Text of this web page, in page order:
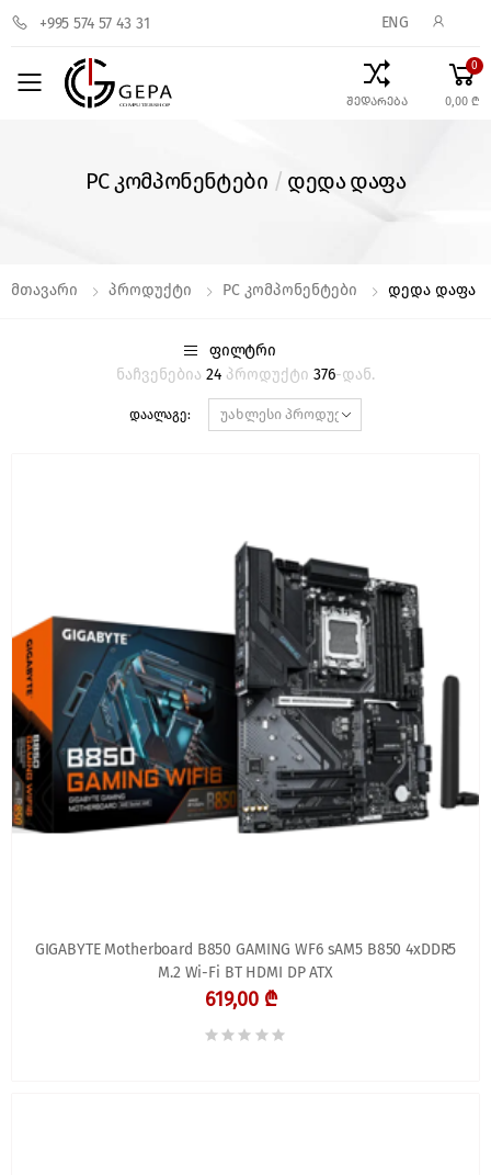
+995 574 57 43 31 ENG
Toggle mobile menu შედარება
0
0,00 ₾
PC კომპონენტები / დედა დაფა
Მთავარი Პროდუქტი PC Კომპონენტები Დედა Დაფა
ᲤᲘᲚᲢᲠᲘ
ნაჩვენებია 24 პროდუქტი 376-დან.
დაალაგე:
GIGABYTE Motherboard B850 GAMING WF6 sAM5 B850 4xDDR5
M.2 Wi-Fi BT HDMI DP ATX
619,00 ₾